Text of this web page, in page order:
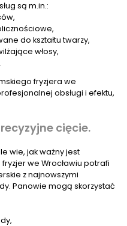
są m.in.:
do kształtu twarzy,
włosy,
fryzjera we
obsługi i efektu,
cięcie.
wie, jak ważny jest
we Wrocławiu potrafi
z najnowszymi
Panowie mogą skorzystać